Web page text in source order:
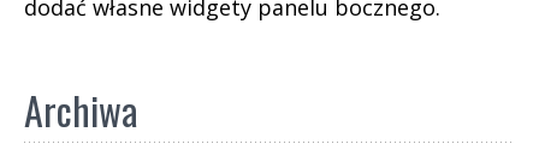
dodać własne widgety panelu bocznego.
Archiwa